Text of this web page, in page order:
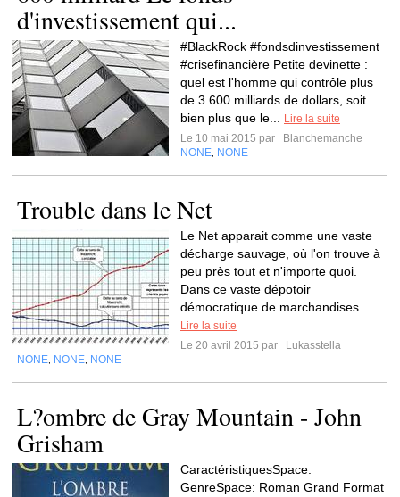
d'investissement qui...
#BlackRock #fondsdinvestissement
#crisefinancière Petite devinette :
quel est l'homme qui contrôle plus
de 3 600 milliards de dollars, soit
bien plus que le...
Lire la suite
Le 10 mai 2015 par
Blanchemanche
NONE NONE
Trouble dans le Net
Le Net apparait comme une vaste
décharge sauvage, où l'on trouve à
peu près tout et n'importe quoi.
Dans ce vaste dépotoir
démocratique de marchandises...
Lire la suite
Le 20 avril 2015 par
Lukasstella
NONE NONE NONE
L?ombre de Gray Mountain - John
Grisham
CaractéristiquesSpace:
GenreSpace: Roman Grand Format